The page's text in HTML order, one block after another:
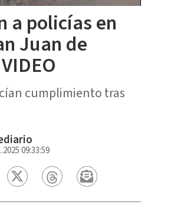
a policías en
Juan de
cumplimiento tras
09:33:59